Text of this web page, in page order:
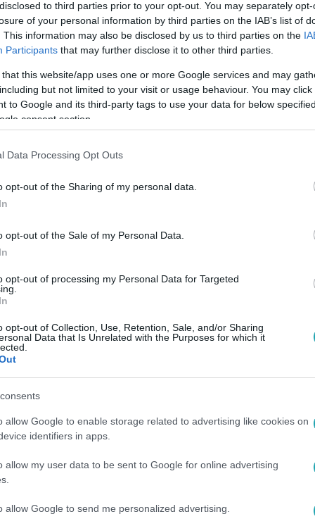
to third parties prior to your opt-out. You may separately
of your personal information by third parties on the IAB’s list of
This information may also be disclosed by us to third parties on the
Participants that may further disclose it to other third parties.
that this website/app uses one or more Google services and may
but not limited to your visit or usage behaviour. You may
to Google and its third-party tags to use your data for below
consent section.
Data Processing Opt Outs
opt-out of the Sharing of my personal data.
opt-out of the Sale of my Personal Data.
opt-out of processing my Personal Data for Targeted
opt-out of Collection, Use, Retention, Sale, and/or Sharing
Data that Is Unrelated with the Purposes for which it
allow Google to enable storage related to advertising like cookies on
identifiers in apps.
allow my user data to be sent to Google for online advertising
allow Google to send me personalized advertising.
már Hollywoodban hódít.
reggelije citromos víz és smoothie
Victoria Beckham, Jennifer Aniston és más sztárok étrendje:
felborzolta a kedélyeket
miatt sztárok lepték el Velencét, de a luxus esemény
forintos mennyegzőt.
az egyik Kardashian oldalán tűnt
Perryvel?
Kim Kardashian társaságában fotózták le nem sokkal Katy